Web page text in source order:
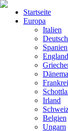
Startseite
Europa
Italien
Spanien
England
Irland
Belgien
Ungarn